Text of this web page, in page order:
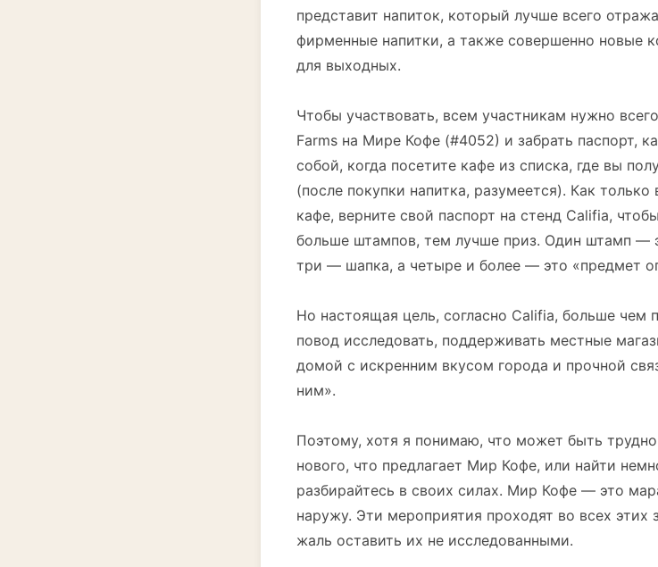
представит напиток, который лучше всего
фирменные напитки, а также совершенно новые
для выходных.
Чтобы участвовать, всем участникам нужно
Farms на Мире Кофе (#4052) и забрать паспорт,
собой, когда посетите кафе из списка, где вы
(после покупки напитка, разумеется). Как
кафе, верните свой паспорт на стенд Califia,
больше штампов, тем лучше приз. Один штамп —
три — шапка, а четыре и более — это «предмет
Но настоящая цель, согласно Califia, больше чем
повод исследовать, поддерживать местные
домой с искренним вкусом города и прочной
ним».
Поэтому, хотя я понимаю, что может быть трудно
нового, что предлагает Мир Кофе, или найти
разбирайтесь в своих силах. Мир Кофе — это
наружу. Эти мероприятия проходят во всех этих
жаль оставить их не исследованными.